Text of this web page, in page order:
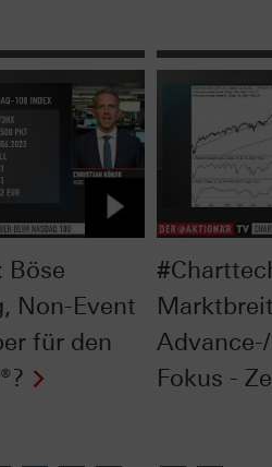
Böse
Non-Event
für den
Fokus -